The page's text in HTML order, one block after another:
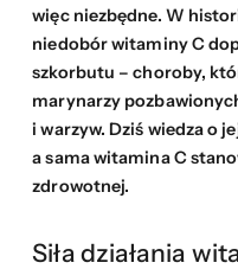
więc niezbędne. W
niedobór witaminy C
szkorbutu – choroby,
marynarzy
i warzyw. Dziś wiedza o
a sama witamina C
zdrowotnej.
Siła działania